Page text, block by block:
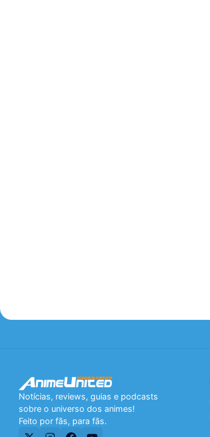
Notícias, reviews, guias e podcasts
sobre o universo dos animes!
Feito por fãs, para fãs.